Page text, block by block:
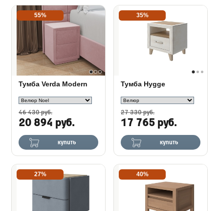
55%
Тумба Verda Modern
46 430 руб.
20 894 руб.
купить
35%
Тумба Hygge
27 330 руб.
17 765 руб.
купить
27% 40%